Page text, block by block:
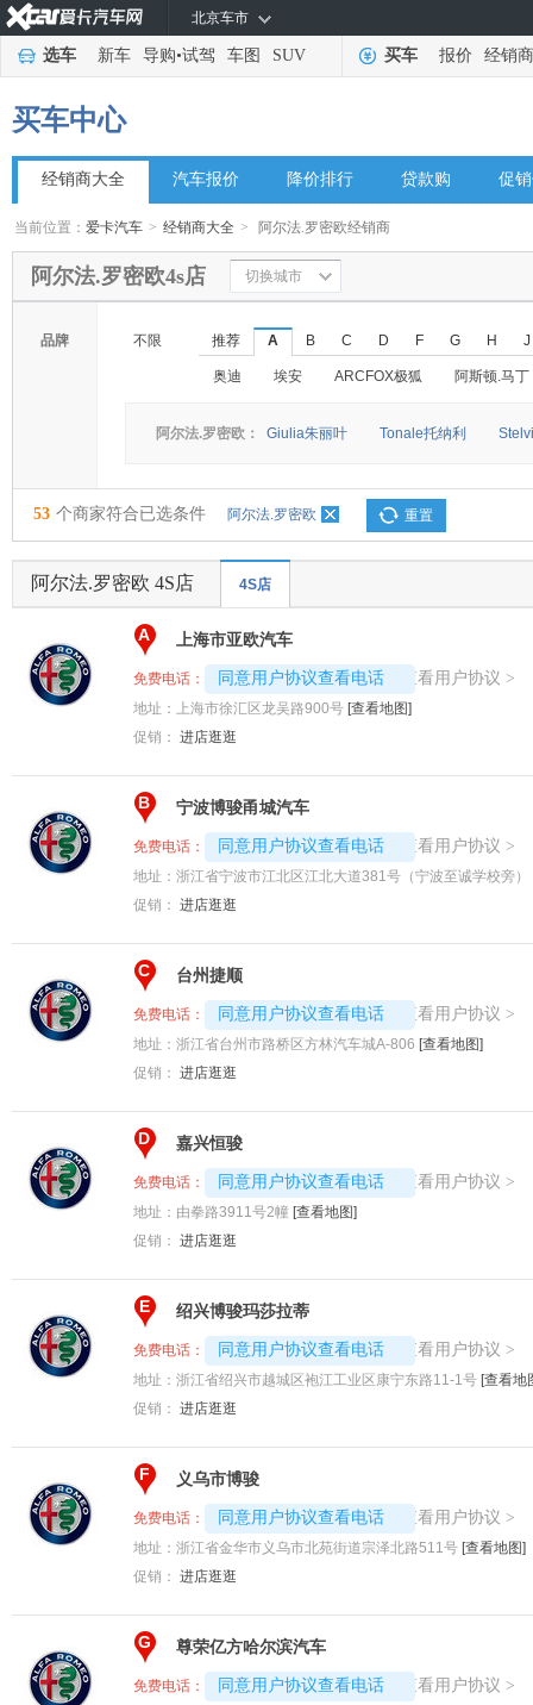
北京车市
选车 新车 导购•试驾 车图 SUV 买车 报价 经销商
买车中心
经销商大全 汽车报价 降价排行 贷款购 促
当前位置：爱卡汽车 > 经销商大全 > 阿尔法.罗密欧经销商
阿尔法.罗密欧4s店 切换城市
品牌 不限 推荐 A B C D F G H J
奥迪 埃安 ARCFOX极狐 阿斯顿.马丁
阿尔法.罗密欧： Giulia朱丽叶 Tonale托纳利
53 个商家符合已选条件 阿尔法.罗密欧 重置
阿尔法.罗密欧 4S店 4S店
A 上海市亚欧汽车
免费电话： 同意用户协议查看电话
4008194313-3537 查看用户协议 >
地址： 上海市徐汇区龙吴路900号 [查看地图]
促销： 进店逛逛
B 宁波博骏甬城汽车
免费电话： 同意用户协议查看电话
4008194313-2733 查看用户协议 >
地址： 浙江省宁波市江北区江北大道381号（宁波至诚学校旁）
促销： 进店逛逛
C 台州捷顺
免费电话： 同意用户协议查看电话
4008194313-2856 查看用户协议 >
地址： 浙江省台州市路桥区方林汽车城A-806 [查看地图]
促销： 进店逛逛
D 嘉兴恒骏
免费电话： 同意用户协议查看电话
4008194313-2013 查看用户协议 >
地址： 由拳路3911号2幢 [查看地图]
促销： 进店逛逛
E 绍兴博骏玛莎拉蒂
免费电话： 同意用户协议查看电话
4008194313-2029 查看用户协议 >
地址： 浙江省绍兴市越城区袍江工业区康宁东路11-1号 [查看地
促销： 进店逛逛
F 义乌市博骏
免费电话： 同意用户协议查看电话
4008194313-2760 查看用户协议 >
地址： 浙江省金华市义乌市北苑街道宗泽北路511号 [查看地图]
促销： 进店逛逛
G 尊荣亿方哈尔滨汽车
免费电话： 同意用户协议查看电话
4008194313-3408 查看用户协议 >